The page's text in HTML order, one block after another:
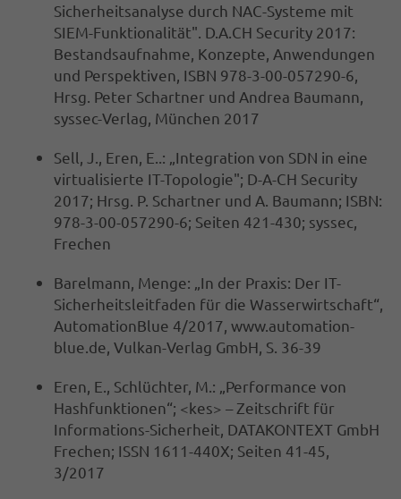
Sicherheitsanalyse durch NAC-Systeme mit
SIEM-Funktionalität". D.A.CH Security 2017:
Bestandsaufnahme, Konzepte, Anwendungen
und Perspektiven, ISBN 978-3-00-057290-6,
Hrsg. Peter Schartner und Andrea Baumann,
syssec-Verlag, München 2017
Sell, J., Eren, E..: „Integration von SDN in eine
virtualisierte IT-Topologie"; D-A-CH Security
2017; Hrsg. P. Schartner und A. Baumann; ISBN:
978-3-00-057290-6; Seiten 421-430; syssec,
Frechen
Barelmann, Menge: „In der Praxis: Der IT-
Sicherheitsleitfaden für die Wasserwirtschaft“,
AutomationBlue 4/2017, www.automation-
blue.de, Vulkan-Verlag GmbH, S. 36-39
Eren, E., Schlüchter, M.: „Performance von
Hashfunktionen“; <kes> – Zeitschrift für
Informations-Sicherheit, DATAKONTEXT GmbH
Frechen; ISSN 1611-440X; Seiten 41-45,
3/2017